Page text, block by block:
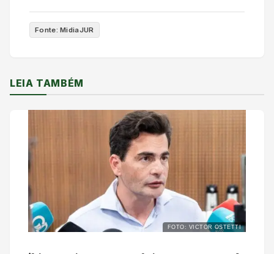
Fonte: MidiaJUR
LEIA TAMBÉM
FOTO: VICTOR OSTETTI